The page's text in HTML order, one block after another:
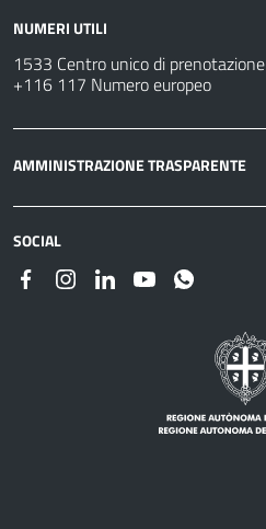
NUMERI UTILI
1533 Centro unico di prenotazione
+116 117 Numero europeo
AMMINISTRAZIONE TRASPARENTE
SOCIAL